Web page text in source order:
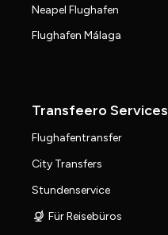
Neapel Flughafen
Flughafen Málaga
Transfeero Services
Flughafentransfer
City Transfers
Stundenservice
Für Reisebüros